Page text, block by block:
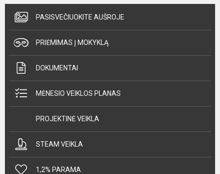
PASISVEČIUOKITE AUŠROJE
PRIĖMIMAS Į MOKYKLĄ
DOKUMENTAI
MĖNESIO VEIKLOS PLANAS
PROJEKTINĖ VEIKLA
STEAM VEIKLA
1,2% PARAMA